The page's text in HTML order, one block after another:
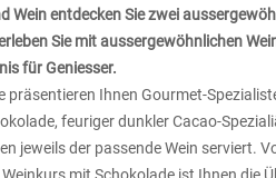
Wein entdecken Sie zwei
Sie mit aussergewöhnlichen
für Geniesser.
präsentieren Ihnen Gourmet-
feuriger dunkler Cacao-
jeweils der passende Wein serviert.